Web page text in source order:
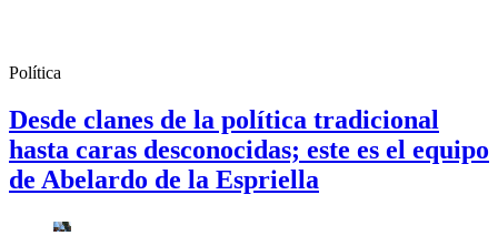
Política
Desde clanes de la política tradicional
hasta caras desconocidas; este es el equipo
de Abelardo de la Espriella